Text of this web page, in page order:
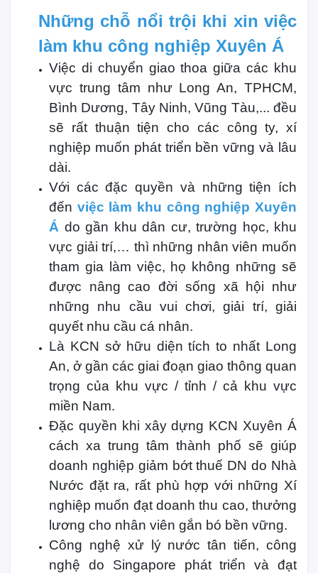
Những chỗ nổi trội khi xin việc
làm khu công nghiệp Xuyên Á
Việc di chuyển giao thoa giữa các khu
vực trung tâm như Long An, TPHCM,
Bình Dương, Tây Ninh, Vũng Tàu,... đều
sẽ rất thuận tiện cho các công ty, xí
nghiệp muốn phát triển bền vững và lâu
dài.
Với các đặc quyền và những tiện ích
đến việc làm khu công nghiệp Xuyên
Á do gần khu dân cư, trường học, khu
vực giải trí,… thì những nhân viên muốn
tham gia làm việc, họ không những sẽ
được nâng cao đời sống xã hội như
những nhu cầu vui chơi, giải trí, giải
quyết nhu cầu cá nhân.
Là KCN sở hữu diện tích to nhất Long
An, ở gần các giai đoạn giao thông quan
trọng của khu vực / tỉnh / cả khu vực
miền Nam.
Đặc quyền khi xây dựng KCN Xuyên Á
cách xa trung tâm thành phố sẽ giúp
doanh nghiệp giảm bớt thuế DN do Nhà
Nước đặt ra, rất phù hợp với những Xí
nghiệp muốn đạt doanh thu cao, thưởng
lương cho nhân viên gắn bó bền vững.
Công nghệ xử lý nước tân tiến, công
nghệ do Singapore phát triển và đạt